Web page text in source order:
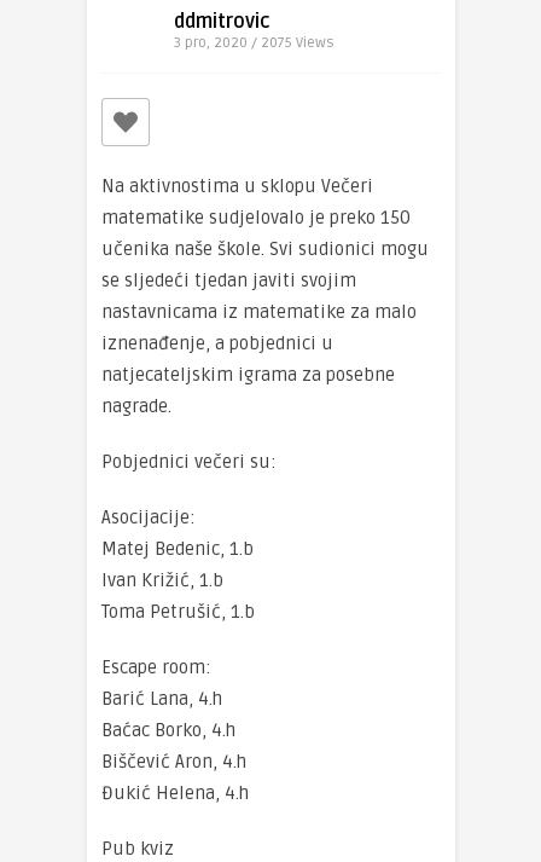
ddmitrovic
3 pro, 2020 / 2075 Views
Na aktivnostima u sklopu Večeri
matematike sudjelovalo je preko 150
učenika naše škole. Svi sudionici mogu
se sljedeći tjedan javiti svojim
nastavnicama iz matematike za malo
iznenađenje, a pobjednici u
natjecateljskim igrama za posebne
nagrade.
Pobjednici večeri su:
Asocijacije:
Matej Bedenic, 1.b
Ivan Križić, 1.b
Toma Petrušić, 1.b
Escape room:
Barić Lana, 4.h
Baćac Borko, 4.h
Biščević Aron, 4.h
Đukić Helena, 4.h
Pub kviz